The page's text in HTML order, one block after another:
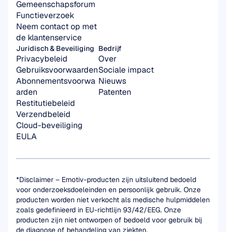
Gemeenschapsforum
Functieverzoek
Neem contact op met
de klantenservice
Bedrijf
Over
Sociale impact
Nieuws
Patenten
Juridisch & Beveiliging
Privacybeleid
Gebruiksvoorwaarden
Abonnementsvoorwa
arden
Restitutiebeleid
Verzendbeleid
Cloud-beveiliging
EULA
*Disclaimer – Emotiv-producten zijn uitsluitend bedoeld
voor onderzoeksdoeleinden en persoonlijk gebruik. Onze
producten worden niet verkocht als medische hulpmiddelen
zoals gedefinieerd in EU-richtlijn 93/42/EEG. Onze
producten zijn niet ontworpen of bedoeld voor gebruik bij
de diagnose of behandeling van ziekten.